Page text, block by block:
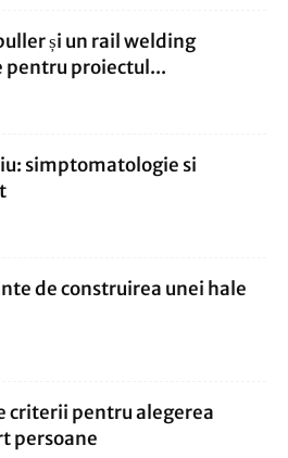
și un rail welding
proiectul...
simptomatologie si
de construirea unei hale
criterii pentru alegerea
persoane